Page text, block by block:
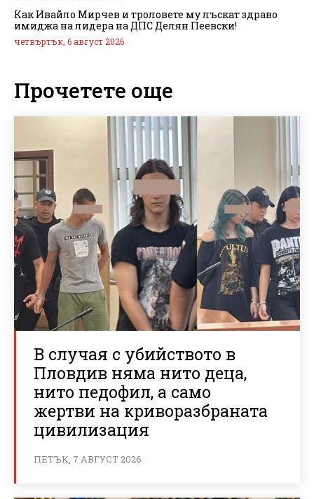
Как Ивайло Мирчев и троловете му лъскат здраво
имиджа на лидера на ДПС Делян Пеевски!
четвъртък, 6 август 2026
Прочетете още
В случая с убийството в
Пловдив няма нито деца,
нито педофил, а само
жертви на криворазбраната
цивилизация
ПЕТЪК, 7 АВГУСТ 2026